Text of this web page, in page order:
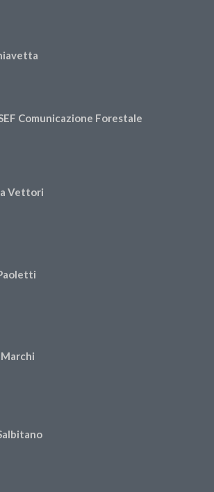
Comunicazione Forestale
Vettori